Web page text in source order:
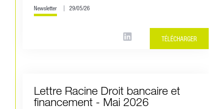
Newsletter 29/05/26
TÉLÉCHARGER
Lettre Racine Droit bancaire et
financement - Mai 2026